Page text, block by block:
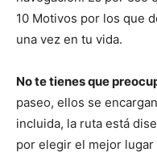
10 Motivos por los que
una vez en tu vida.
No te tienes que
paseo, ellos se
incluida, la ruta está
por elegir el mejor lugar